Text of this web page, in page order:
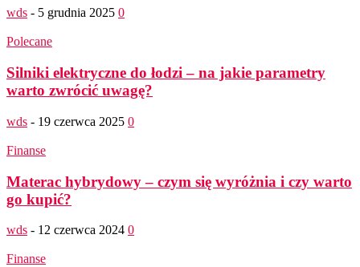
wds - 5 grudnia 2025 0
Polecane
Silniki elektryczne do łodzi – na jakie parametry
warto zwrócić uwagę?
wds - 19 czerwca 2025 0
Finanse
Materac hybrydowy – czym się wyróżnia i czy warto
go kupić?
wds - 12 czerwca 2024 0
Finanse